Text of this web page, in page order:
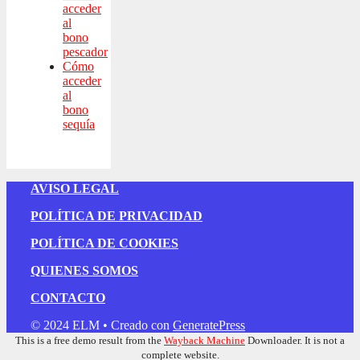
acceder
al
bono
pescador
Cómo
acceder
al
bono
sequía
AVISO LEGAL
POLÍTICA DE PRIVACIDAD
POLÍTICA DE COOKIES
QUIENES SOMOS
CONTACTO
© 2024 ELM • Creado con GeneratePress
This is a free demo result from the Wayback Machine Downloader. It is not a
complete website.